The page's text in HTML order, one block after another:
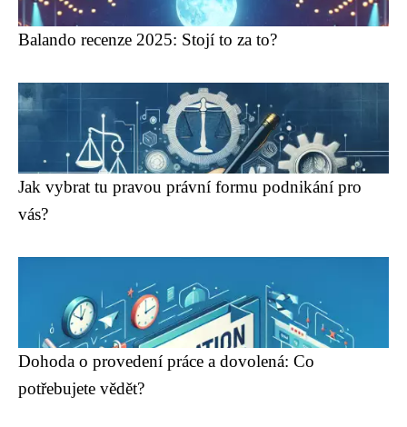
Balando recenze 2025: Stojí to za to?
Jak vybrat tu pravou právní formu podnikání pro
vás?
Dohoda o provedení práce a dovolená: Co
potřebujete vědět?